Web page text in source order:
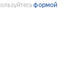
формой